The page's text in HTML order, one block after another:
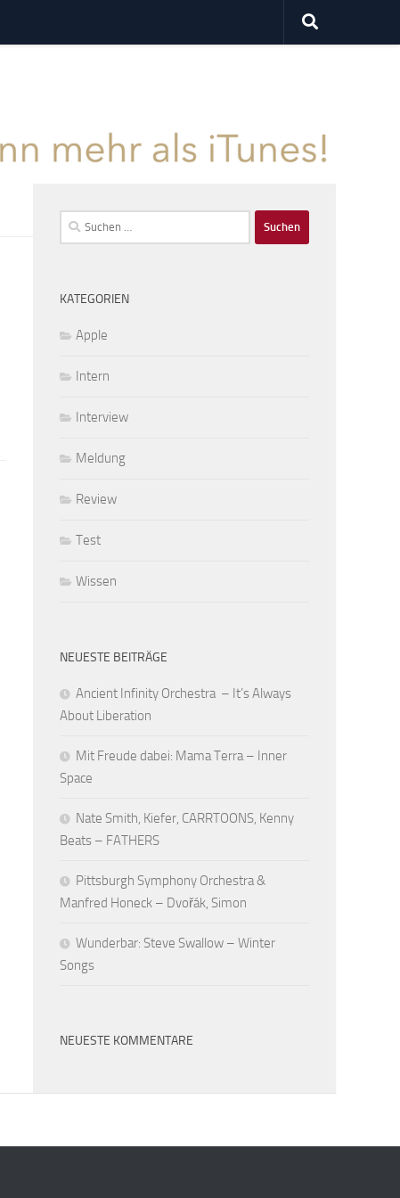
Suchen
nach:
KATEGORIEN
Apple
Intern
Interview
Meldung
Review
Test
Wissen
NEUESTE BEITRÄGE
Ancient Infinity Orchestra – It’s Always
About Liberation
Mit Freude dabei: Mama Terra – Inner
Space
Nate Smith, Kiefer, CARRTOONS, Kenny
Beats – FATHERS
Pittsburgh Symphony Orchestra &
Manfred Honeck – Dvořák, Simon
Wunderbar: Steve Swallow – Winter
Songs
NEUESTE KOMMENTARE